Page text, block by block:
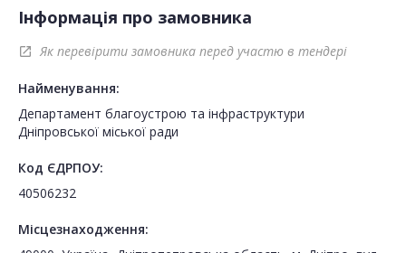
Інформація про замовника
open_in_new Як перевірити замовника перед участю в тендері
Найменування:
Департамент благоустрою та інфраструктури
Дніпровської міської ради
Код ЄДРПОУ:
40506232
Місцезнаходження: